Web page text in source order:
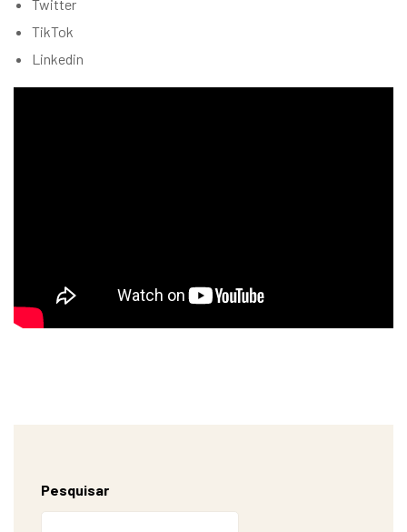
Twitter
TikTok
Linkedin
Pesquisar